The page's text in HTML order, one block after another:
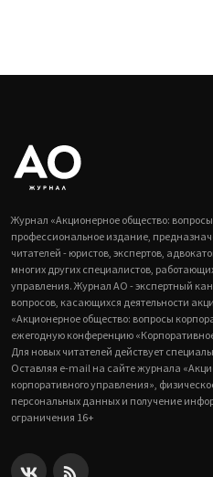
Журнал «Акционерное общество:
профессиональное издание,
читателей - юристов, экспертов,
многих других специалистов,
управления. Журнал АО - экспертный
вопросов, касающихся деятельности
«Акционерное общество: вопросы
ежегодную конференцию
Для новых читателей действует
Оставляя e-mail на сайте журнала
корпоративного управления»,
персональных данных и получение
ограничения 16+